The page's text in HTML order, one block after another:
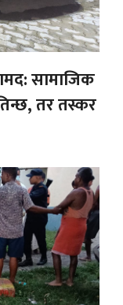
सामाजिक
तर तस्कर